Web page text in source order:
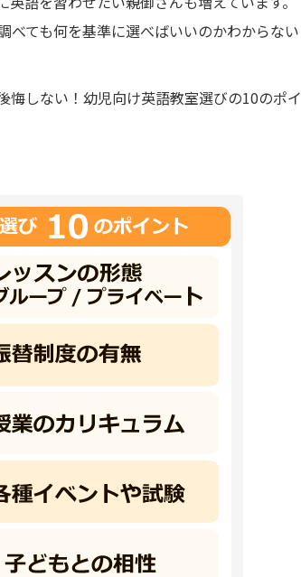
べても何を基準に選べばいいのかわからない
悔しない！幼児向け英語教室選びの10のポイ